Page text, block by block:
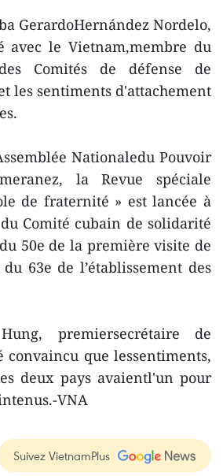
GerardoHernández Nordelo,
avec le Vietnam,membre du
Comités de défense de
les sentiments d'attachement
Nationaledu Pouvoir
la Revue spéciale
de fraternité » est lancée à
Comité cubain de solidarité
50e de la première visite de
63e de l’établissement des
premiersecrétaire de
convaincu que lessentiments,
deux pays avaientl'un pour
VNA
Suivez VietnamPlus